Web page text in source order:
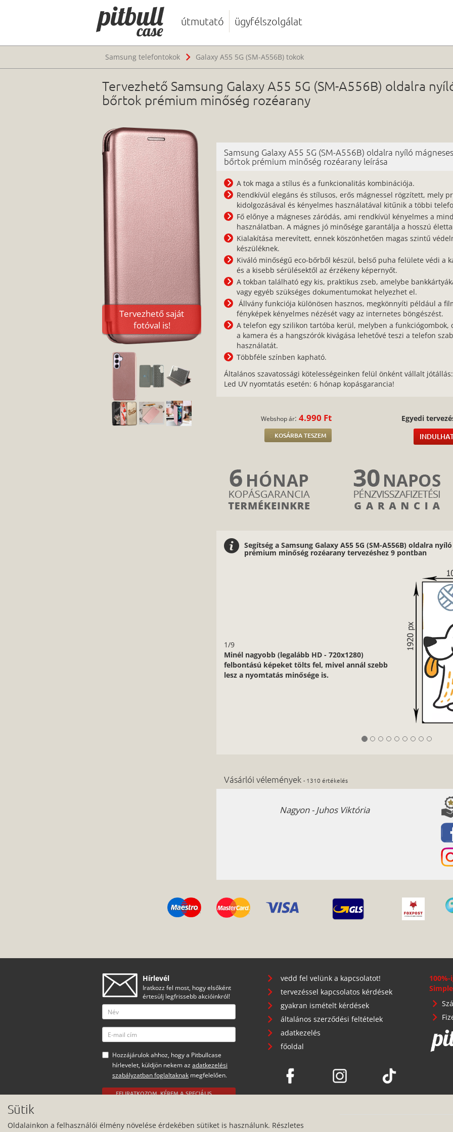
útmutató ügyfélszolgálat
Samsung telefontokok Galaxy A55 5G (SM-A556B) tokok
Tervezhető Samsung Galaxy A55 5G (SM-A556B) oldalra
bőrtok prémium minőség rozéarany
Tervezhető saját
fotóval is!
Samsung Galaxy A55 5G (SM-A556B) oldalra nyíló
bőrtok prémium minőség rozéarany leírása
A tok maga a stílus és a funkcionalitás kombinációja.
Rendkívül elegáns és stílusos, erős mágnessel rögzített, mely
kidolgozásával és kényelmes használatával kitűnik a többi
Fő előnye a mágneses záródás, ami rendkívül kényelmes a
használatban. A mágnes jó minősége garantálja a hosszú
Kialakítása merevített, ennek köszönhetően magas szintű
készüléknek.
Kiváló minőségű eco-bőrből készül, belső puha felülete védi a
és a kisebb sérülésektől az érzékeny képernyőt.
A tokban található egy kis, praktikus zseb, amelybe
vagy egyéb szükséges dokumentumokat helyezhet el.
Állvány funkciója különösen hasznos, megkönnyíti például a
fényképek kényelmes nézését vagy az internetes böngészést.
A telefon egy szilikon tartóba kerül, melyben a funkciógombok,
a kamera és a hangszórók kivágása lehetővé teszi a telefon
használatát.
Többféle színben kapható.
Általános szavatossági kötelességeinken felül önként vállalt jótállás:
Led UV nyomtatás esetén: 6 hónap kopásgarancia!
Webshop ár:4.990 Ft
KOSÁRBA TESZEM
Egyedi
Segítség a Samsung Galaxy A55 5G (SM-A556B) oldalra
prémium minőség rozéarany tervezéshez 9 pontban
1/9
Minél nagyobb (legalább HD - 720x1280)
felbontású képeket tölts fel, mivel annál szebb
lesz a nyomtatás minősége is.
Vásárlói vélemények- 1310 értékelés
Nagyon - Juhos Viktória
a
Hírlevél
Iratkozz fel most, hogy elsőként
értesülj legfrissebb akcióinkról!
Hozzájárulok ahhoz, hogy a Pitbullcase
hírlevelet, küldjön nekem az adatkezelési
szabályzatban foglaltaknak megfelelően.
FELIRATKOZOM, KÉREM A SPECIÁLIS
Minden jog fenntartva.
vedd fel velünk a kapcsolatot!
tervezéssel kapcsolatos kérdések
gyakran ismételt kérdések
általános szerződési feltételek
adatkezelés
főoldal
Sütik
Oldalainkon a felhasználói élmény növelése érdekében sütiket is használunk. Részletes